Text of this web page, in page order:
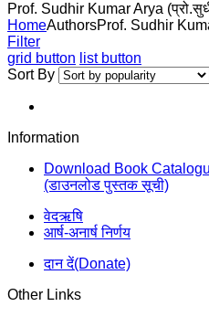
Prof. Sudhir Kumar Arya
HomeAuthorsProf. Sudhir
Filter
grid button list button
Sort By
Information
Download Book
(डाउनलोड पुस्तक सूची)
वेदऋषि
आर्ष-अनार्ष निर्णय
दान दें(Donate)
Other Links